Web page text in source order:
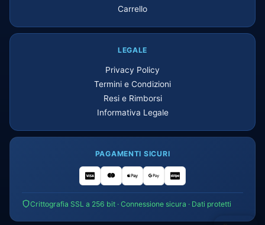
Carrello
LEGALE
Privacy Policy
Termini e Condizioni
Resi e Rimborsi
Informativa Legale
PAGAMENTI SICURI
Crittografia SSL a 256 bit · Connessione sicura · Dati protetti